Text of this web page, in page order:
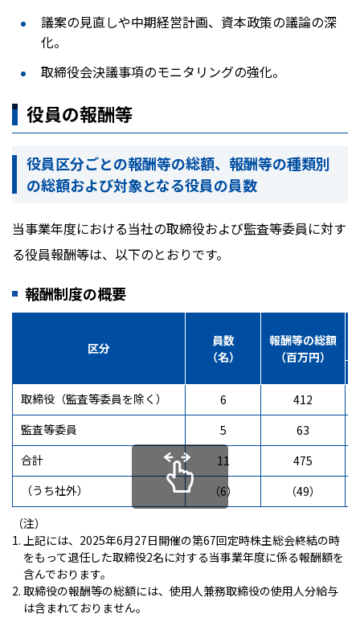
議案の見直しや中期経営計画、資本政策の議論の深
化。
取締役会決議事項のモニタリングの強化。
役員の報酬等
役員区分ごとの報酬等の総額、報酬等の種類別
の総額および対象となる役員の員数
当事業年度における当社の取締役および監査等委員に対す
る役員報酬等は、以下のとおりです。
報酬制度の概要
区分
員数
（名）
報酬等の総額
（百万円）
取締役（監査等委員を除く） 6
412
監査等委員
5
63
合計
11
475
（うち社外）
（6）
（49）
（注）
1. 上記には、2025年6月27日開催の第67回定時株主総会終結の時
をもって退任した取締役2名に対する当事業年度に係る報酬額を
含んでおります。
2. 取締役の報酬等の総額には、使用人兼務取締役の使用人分給与
は含まれておりません。